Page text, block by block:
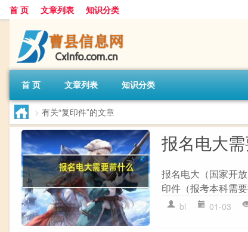
首 页 文章列表 知识分类
首 页 文章列表 知识分类
> 有关“复印件”的文章
报名电大
报名电大（国家开
印件（报考本科需
bl 01-03